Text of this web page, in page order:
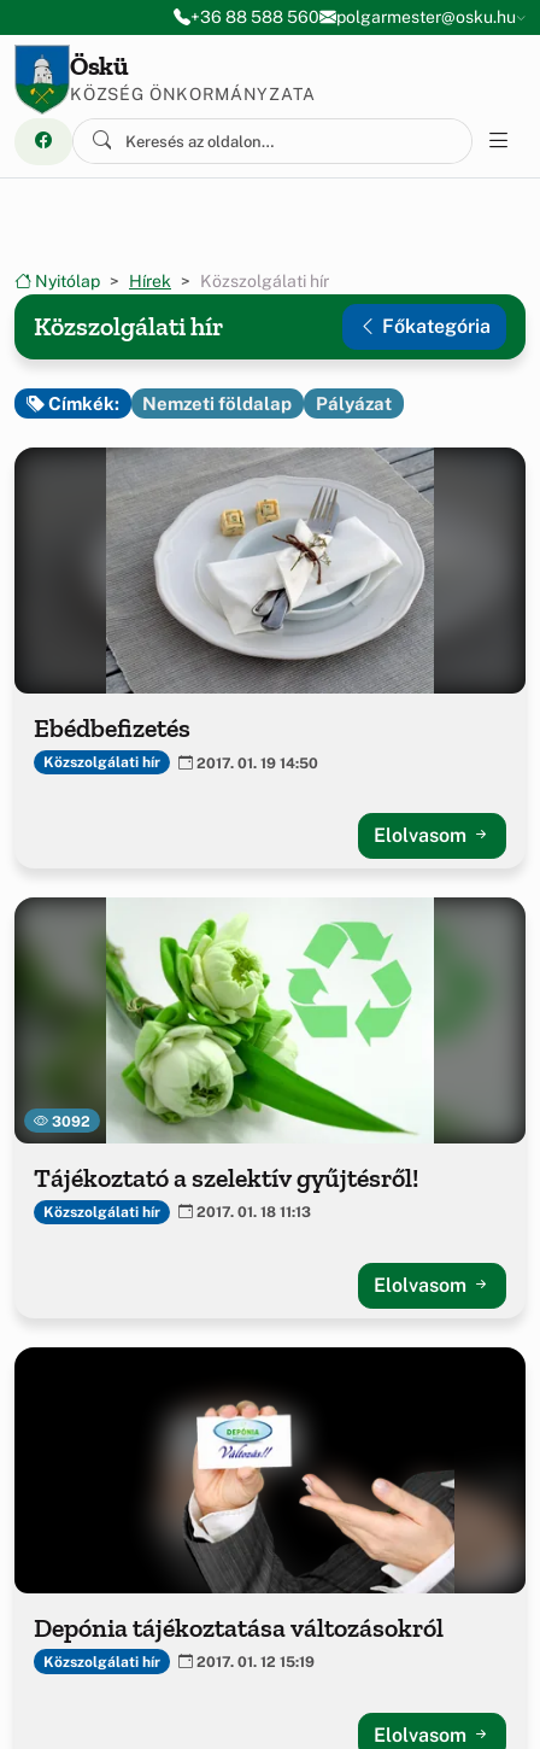
Ugrás a menüre
Ugrás a tartalomra+36 88 588 560 polgarmester@osku.hu
Öskü
KÖZSÉG ÖNKORMÁNYZATA
Nyitólap Hírek Közszolgálati hír
Közszolgálati hír Főkategória
Címkék: Nemzeti földalap Pályázat
Ebédbefizetés
Közszolgálati hír 2017. 01. 19 14:50
Elolvasom
3092
Tájékoztató a szelektív gyűjtésről!
Közszolgálati hír 2017. 01. 18 11:13
Elolvasom
Depónia tájékoztatása változásokról
Közszolgálati hír 2017. 01. 12 15:19
Elolvasom